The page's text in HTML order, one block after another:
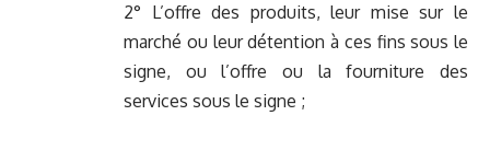
2° L’offre des produits, leur mise sur le
marché ou leur détention à ces fins sous le
signe, ou l’offre ou la fourniture des
services sous le signe ;